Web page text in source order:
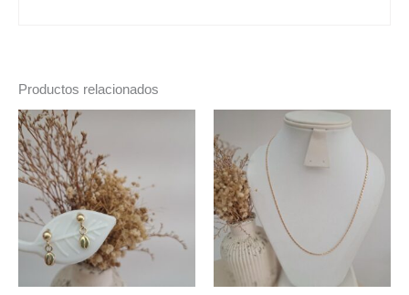
Productos relacionados